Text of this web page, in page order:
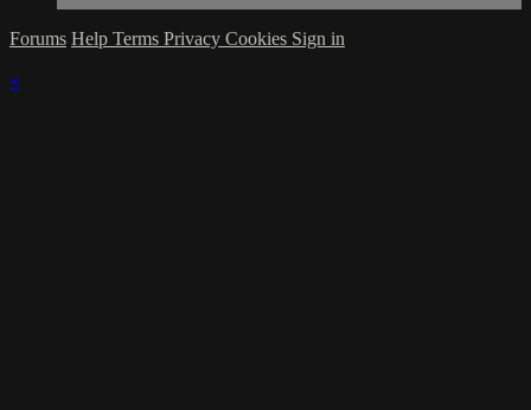
Forums Help Terms Privacy Cookies Sign in
×